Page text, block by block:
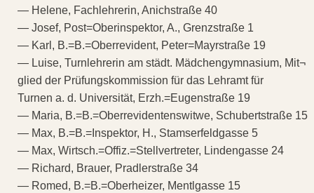
— Helene, Fachlehrerin, Anichstraße 40
— Josef, Post=Oberinspektor, A., Grenzstraße 1
— Karl, B.=B.=Oberrevident, Peter=Mayrstraße 19
— Luise, Turnlehrerin am städt. Mädchengymnasium, Mit¬
glied der Prüfungskommission für das Lehramt für
Turnen a. d. Universität, Erzh.=Eugenstraße 19
— Maria, B.=B.=Oberrevidentenswitwe, Schubertstraße 15
— Max, B.=B.=Inspektor, H., Stamserfeldgasse 5
— Max, Wirtsch.=Offiz.=Stellvertreter, Lindengasse 24
— Richard, Brauer, Pradlerstraße 34
— Romed, B.=B.=Oberheizer, Mentlgasse 15